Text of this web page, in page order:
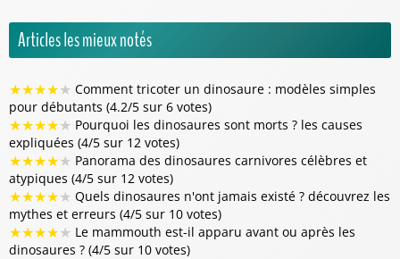
Articles les mieux notés
★★★★★ Comment tricoter un dinosaure : modèles simples
pour débutants (4.2/5 sur 6 votes)
★★★★★ Pourquoi les dinosaures sont morts ? les causes
expliquées (4/5 sur 12 votes)
★★★★★ Panorama des dinosaures carnivores célèbres et
atypiques (4/5 sur 12 votes)
★★★★★ Quels dinosaures n'ont jamais existé ? découvrez les
mythes et erreurs (4/5 sur 10 votes)
★★★★★ Le mammouth est-il apparu avant ou après les
dinosaures ? (4/5 sur 10 votes)